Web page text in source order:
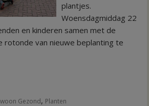
plantjes.
Woensdagmiddag 22
en kinderen samen met de
rotonde van nieuwe beplanting te
Gezond, Planten